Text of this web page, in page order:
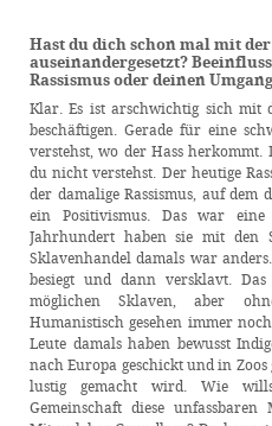
Hast du dich schon mal mit
auseinandergesetzt?
Rassismus oder deinen
Klar. Es ist arschwichtig sich mit
beschäftigen. Gerade für eine
verstehst, wo der Hass
du nicht verstehst. Der heutige
der damalige Rassismus, auf dem
ein Positivismus. Das war
Jahrhundert haben sie mit den
Sklavenhandel damals war
besiegt und dann versklavt.
möglichen Sklaven, aber
Humanistisch gesehen immer
Leute damals haben bewusst
nach Europa geschickt und in
lustig gemacht wird. Wie
Gemeinschaft diese unfassbaren